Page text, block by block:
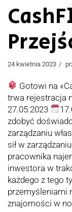
24 kwietnia 2023
Gotowi na
trwa rejestracja
27.05.2023
zdobyć
zarządzaniu
sił w
pracownika
inwestora w
każdego z tego
przemyśleniami
znajomości w